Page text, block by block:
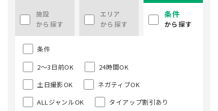
施設
から探す
エリア
から探す
条件
から探す
条件
2～3日前OK
24時間OK
土日撮影OK
ネガティブOK
ALLジャンルOK
タイアップ割引あり